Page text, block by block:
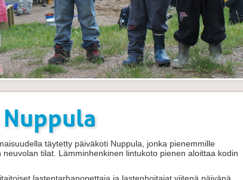
täytetty päiväkoti Nuppula, jonka pienemmille
tilat. Lämminhenkinen lintukoto pienen aloittaa kodin